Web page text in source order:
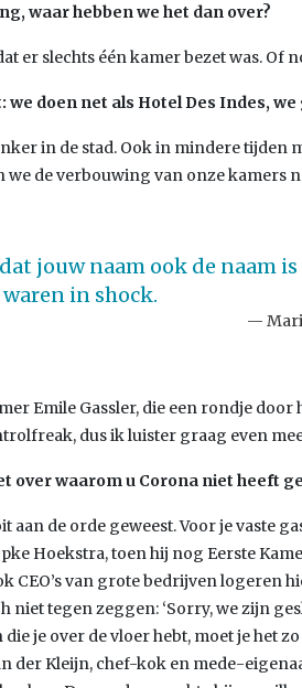
waar hebben we het dan over?
er slechts één kamer bezet was. Of
we doen net als Hotel Des Indes,
in de stad. Ook in mindere tijden
we de verbouwing van onze kamers
jouw naam ook de naam
in shock.
Emile Gassler, die een rondje door
dus ik luister graag even
over waarom u Corona niet heeft
aan de orde geweest. Voor je vaste
Hoekstra, toen hij nog Eerste
CEO’s van grote bedrijven logeren
niet tegen zeggen: ‘Sorry, we zijn
die je over de vloer hebt, moet je het
der Kleijn, chef-kok en mede-